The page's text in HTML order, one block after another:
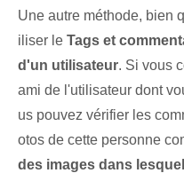
Une autre méthode, bien
iliser le Tags et
d'un utilisateur. Si vous
ami de l'utilisateur dont
us pouvez vérifier les
otos de cette personne
des images dans